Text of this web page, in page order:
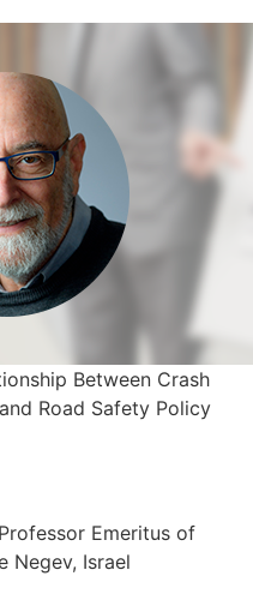
Between Crash
Road Safety Policy
Emeritus of
Negev, Israel